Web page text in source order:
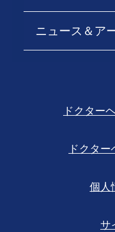
ニュース＆ア
ドクター
ドクタ
個人
サ